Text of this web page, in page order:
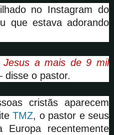
no Instagram do
que estava adorando
Jesus a mais de 9 mil
disse o pastor.
cristãs aparecem
TMZ, o pastor e seus
Europa recentemente